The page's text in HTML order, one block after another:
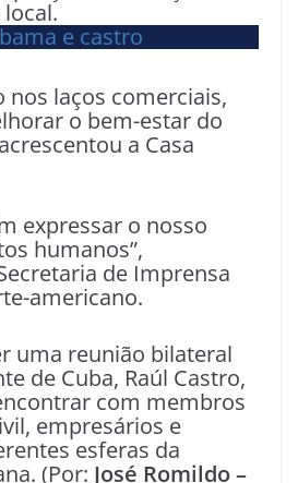
nos laços comerciais,
o bem-estar do
a Casa
expressar o nosso
humanos”,
de Imprensa
americano.
uma reunião bilateral
de Cuba, Raúl Castro,
com membros
empresários e
esferas da
(Por: José Romildo –